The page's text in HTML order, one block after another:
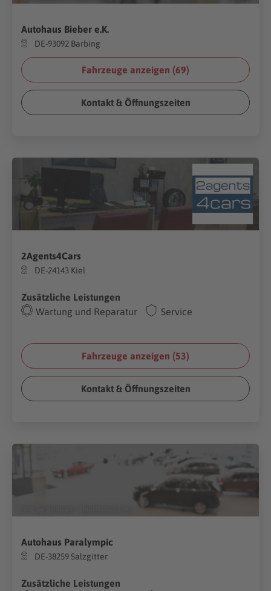
Autohaus Bieber e.K.
DE-93092 Barbing
Fahrzeuge anzeigen (69)
Kontakt & Öffnungszeiten
2Agents4Cars
DE-24143 Kiel
Zusätzliche Leistungen
Wartung und Reparatur
Service
Fahrzeuge anzeigen (53)
Kontakt & Öffnungszeiten
Autohaus Paralympic
DE-38259 Salzgitter
Zusätzliche Leistungen